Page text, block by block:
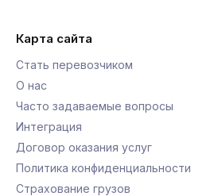
Карта сайта
Стать перевозчиком
О нас
Часто задаваемые вопросы
Интеграция
Договор оказания услуг
Политика конфиденциальности
Страхование грузов